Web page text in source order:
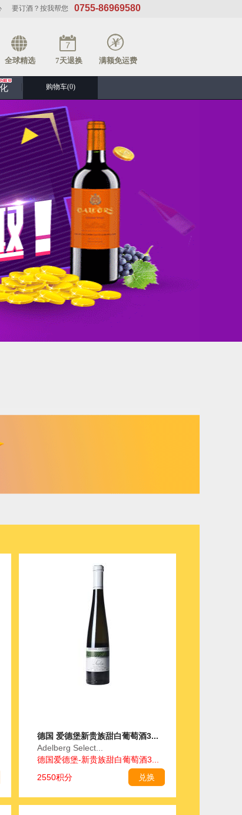
要订酒？按我帮您 0755-86969580
全球精选 7天退换 满额免运费
购物车(0)
德国 爱德堡新贵族甜白葡萄酒3...
Adelberg Select...
德国爱德堡-新贵族甜白葡萄酒3...
2550积分
兑换